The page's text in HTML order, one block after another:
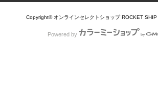
Copyright© オンラインセレクトショップ ROCKET SHIP
Powered by